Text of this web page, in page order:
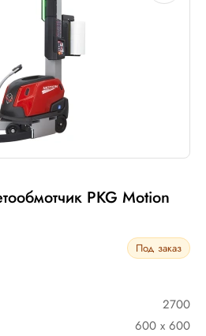
PKG Motion
Под заказ
2700
600 х 600